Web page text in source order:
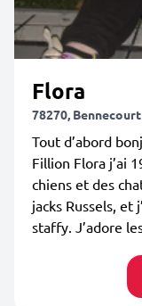
Flora
78270, Bennecourt
Tout d’abord
Fillion Flora j’ai
chiens et des
jacks Russels, et
staffy. J’adore